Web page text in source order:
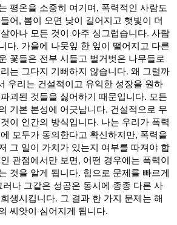
평온을 소중히 여기며, 폭력적인 사람도
어, 봄이 오면 낮이 길어지고 햇빛이 더
아나 모든 것이 아주 싱그럽습니다. 사람
다. 가을에 나뭇잎 한 잎이 떨어지고 다른
꽃들은 전부 시들고 벌거벗은 나무들로
는 그다지 기뻐하지 않습니다. 왜 그럴까
우리는 건설적이고 유익한 성장을 원하
괴된 것들을 싫어하기 때문입니다. 모든
기본 본성에 어긋납니다. 건설적으로 무
이 인간의 방식입니다. 나는 우리가 폭력
모두가 동의한다고 확신하지만, 폭력을
그 일이 가치가 있는지 여부를 따져야 합
관점에서만 보면, 어떤 경우에는 폭력이
것을 알게 됩니다. 힘으로 문제를 빠르게
나 그같은 성공은 동시에 종종 다른 사
생시킵니다. 그 결과 한 가지 문제는 해
씨앗이 심어지게 됩니다.